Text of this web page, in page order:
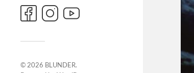
© 2026 BLUNDER.